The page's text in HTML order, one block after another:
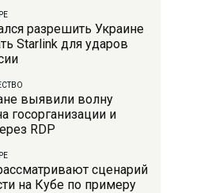
разрешить Украине
Starlink для ударов
выявили волну
госорганизации и
RDP
сценарий
на Кубе по примеру